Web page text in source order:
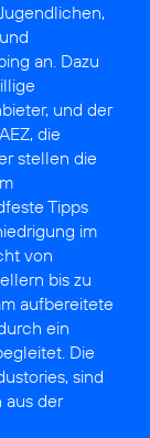
an. Dazu
und der
, die
stellen die
Tipps
im
von
bis zu
aufbereitete
ein
Die
sind
aus der